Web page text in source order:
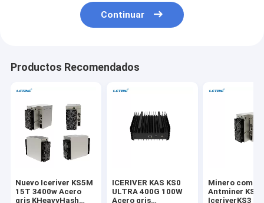
Continuar
Productos Recomendados
Nuevo Iceriver KS5M
15T 3400w Acero
gris KHeavyHash
ICERIVER KAS KS0
ULTRA 400G 100W
Acero gris
Minero común
Antminer KS3
IceriverKS3